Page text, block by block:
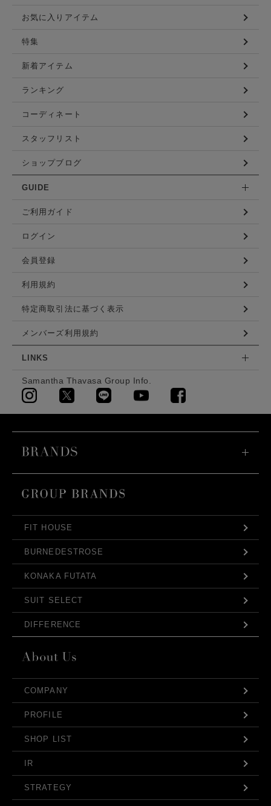
お気に入りアイテム
特集
新着アイテム
ランキング
コーディネート
スタッフリスト
ショップブログ
GUIDE
ご利用ガイド
ログイン
会員登録
利用規約
特定商取引法に基づく表示
メンバーズ利用規約
LINKS
Samantha Thavasa Group Info.
FIT HOUSE
BURNEDESTROSE
KONAKA FUTATA
SUIT SELECT
DIFFERENCE
COMPANY
PROFILE
SHOP LIST
IR
STRATEGY